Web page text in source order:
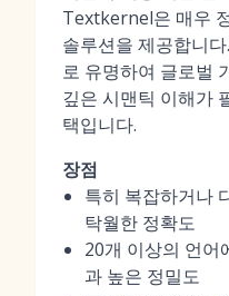
Textkernel은 매우
솔루션을 제공합니
로 유명하여 글로벌
깊은 시맨틱 이해가
택입니다.
장점
특히 복잡하거나
탁월한 정확도
20개 이상의 언어
과 높은 정밀도